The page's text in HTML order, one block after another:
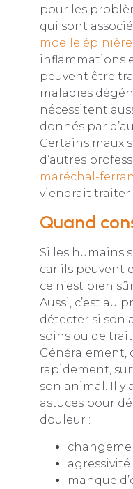
pour les
qui sont
moelle épinière
inflammations
peuvent être
maladies
nécessitent
donnés par
Certains maux
d’autres
maréchal-
viendrait traiter
Quand
Si les humains
car ils peuvent
ce n’est bien
Aussi, c’est au
détecter si son
soins ou de
Généralement,
rapidement,
son animal. Il y
astuces pour
douleur :
agressivité
manque